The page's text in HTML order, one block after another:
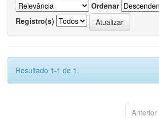
Ordenar
Registro(s)
Resultado 1-1 de 1.
Anterior